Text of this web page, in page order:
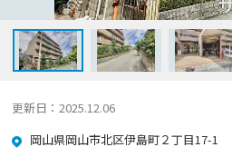
更新日：2025.12.06
岡山県岡山市北区伊島町２丁目17-1